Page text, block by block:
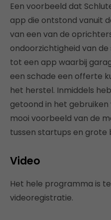
Een voorbeeld dat
app die ontstond vanuit
van een van de
ondoorzichtigheid van
tot een app waarbij
een schade een offerte
het herstel. Inmiddels
getoond in het
mooi voorbeeld van de
tussen startups en grote
Video
Het hele programma is
videoregistratie.